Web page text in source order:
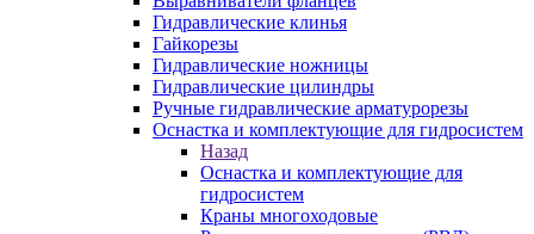
Гидравлические клинья
Гайкорезы
Гидравлические ножницы
Гидравлические цилиндры
Ручные гидравлические арматурорезы
Оснастка и комплектующие для гидросистем
Назад
Оснастка и комплектующие для
гидросистем
Краны многоходовые